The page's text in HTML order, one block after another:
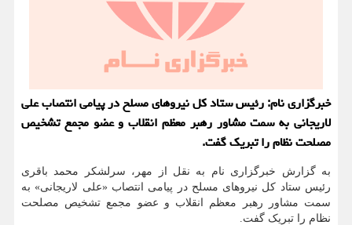
خبرگزاری نام: رئیس ستاد كل نیروهای مسلح در پیامی انتصاب علی
لاریجانی به سمت مشاور رهبر معظم انقلاب و عضو مجمع تشخیص
مصلحت نظام را تبریك گفت.
به گزارش خبرگزاری نام به نقل از مهر، سرلشکر محمد باقری
رئیس ستاد کل نیروهای مسلح در پیامی انتصاب «علی لاریجانی» به
سمت مشاور رهبر معظم انقلاب و عضو مجمع تشخیص مصلحت
نظام را تبریک گفت.